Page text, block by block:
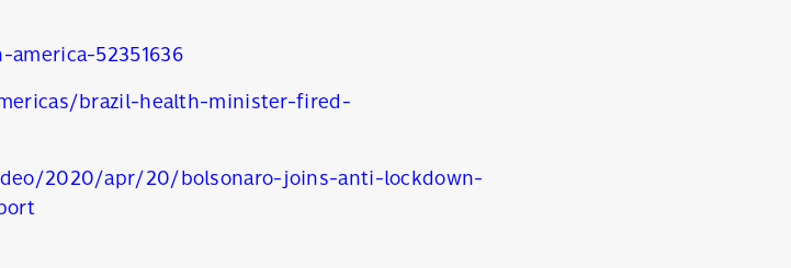
52351636
brazil-health-minister-fired-
2020/apr/20/bolsonaro-joins-anti-lockdown-